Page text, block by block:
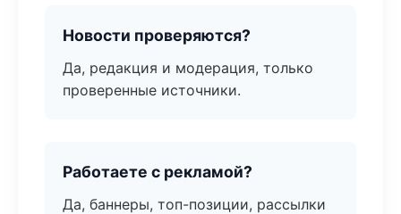
Новости проверяются?
Да, редакция и модерация, только
проверенные источники.
Работаете с рекламой?
Да, баннеры, топ-позиции, рассылки